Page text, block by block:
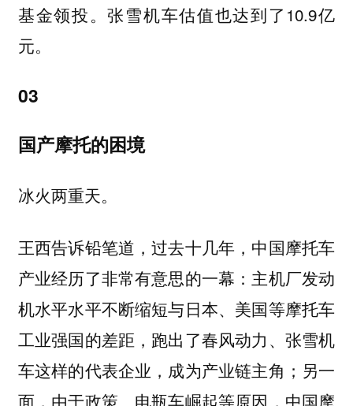
基金领投。张雪机车估值也达到了10.9亿
元。
03
国产摩托的困境
冰火两重天。
王西告诉铅笔道，过去十几年，中国摩托车
产业经历了非常有意思的一幕：主机厂发动
机水平水平不断缩短与日本、美国等摩托车
工业强国的差距，跑出了春风动力、张雪机
车这样的代表企业，成为产业链主角；另一
面，由于政策、电瓶车崛起等原因，中国摩